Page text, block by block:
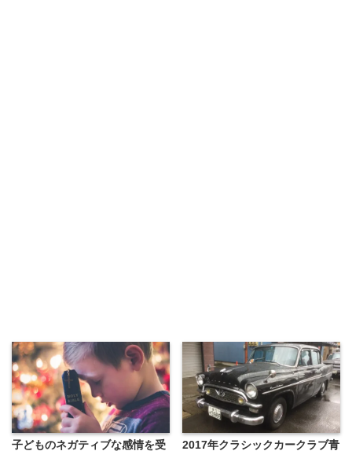
子どものネガティブな感情を受 2017年クラシックカークラブ青